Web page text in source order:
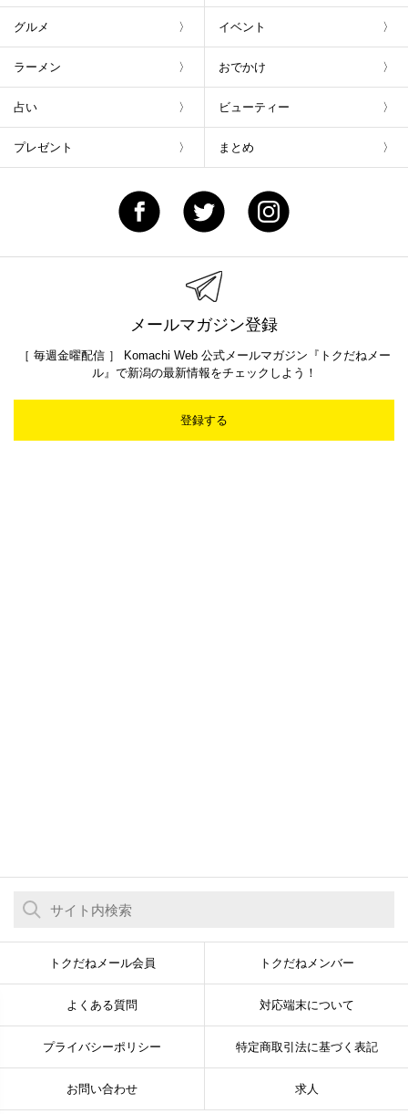
グルメ イベント
ラーメン おでかけ
占い ビューティー
プレゼント まとめ
メールマガジン登録
［ 毎週金曜配信 ］ Komachi Web 公式メールマガジン『トクだねメー
ル』で新潟の最新情報をチェックしよう！
登録する
トクだねメール会員 トクだねメンバー
よくある質問 対応端末について
プライバシーポリシー 特定商取引法に基づく表記
お問い合わせ 求人